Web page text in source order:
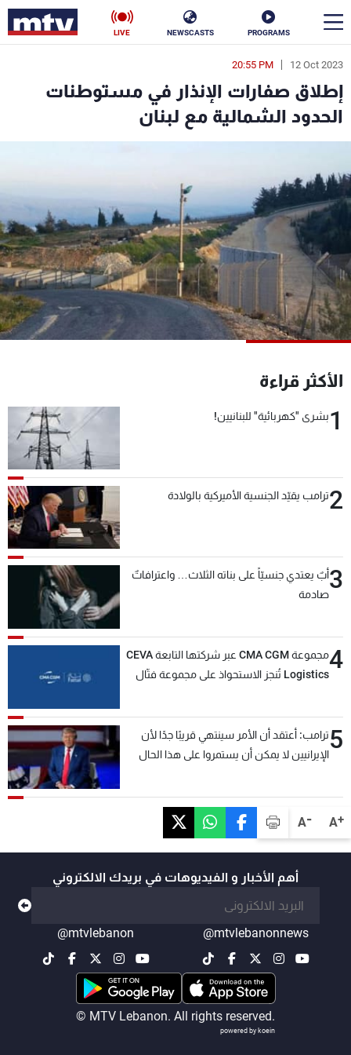
PROGRAMS
NEWSCASTS
LIVE
A+
A-
12 Oct 2023
20:55 PM
إطلاق صفارات الإنذار في مستوطنات
الحدود الشمالية مع لبنان
الأكثر قراءة
1بشرى "كهربائية" للبنانيين!
2ترامب يقيّد الجنسية الأميركية بالولادة
3أبٌ يعتدي جنسيّاً على بناته الثلاث… واعترافاتٌ
صادمة
4
مجموعة CMA CGM عبر شركتها التابعة CEVA
Logistics تُنجز الاستحواذ على مجموعة فتّال
5ترامب: أعتقد أن الأمر سينتهي قريبًا جدًا لأن
الإيرانيين لا يمكن أن يستمروا على هذا الحال
أهم الأخبار و الفيديوهات في بريدك الالكتروني
@mtvlebanonnews
@mtvlebanon
© MTV Lebanon. All rights reserved.
powered by koein
en
الأخبار
سياسة ناس
إقتصاد
منوعات رياضة
كأس العالم
البرامج
جدول البرامج
شاهد البرامج
الترددات
سياسة الخصوصية